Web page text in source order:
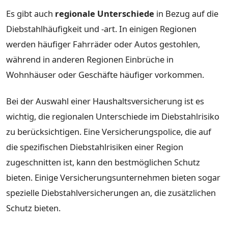
Es gibt auch regionale Unterschiede in Bezug auf die
Diebstahlhäufigkeit und -art. In einigen Regionen
werden häufiger Fahrräder oder Autos gestohlen,
während in anderen Regionen Einbrüche in
Wohnhäuser oder Geschäfte häufiger vorkommen.
Bei der Auswahl einer Haushaltsversicherung ist es
wichtig, die regionalen Unterschiede im Diebstahlrisiko
zu berücksichtigen. Eine Versicherungspolice, die auf
die spezifischen Diebstahlrisiken einer Region
zugeschnitten ist, kann den bestmöglichen Schutz
bieten. Einige Versicherungsunternehmen bieten sogar
spezielle Diebstahlversicherungen an, die zusätzlichen
Schutz bieten.